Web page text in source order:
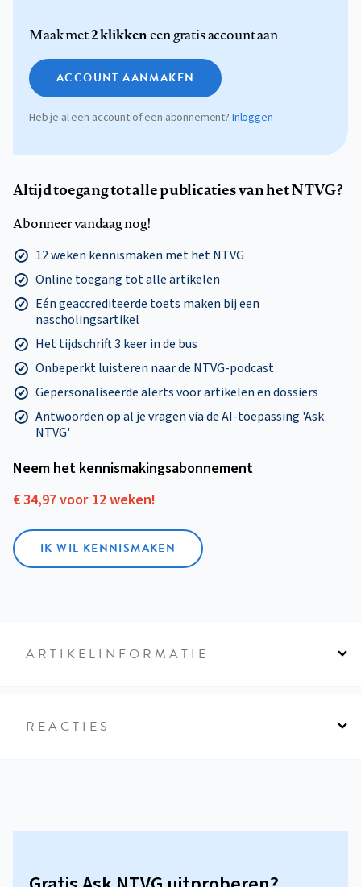
Maak met2 klikkeneen gratis account aan
ACCOUNT AANMAKEN
Heb je al een account of een abonnement? Inloggen
Altijd toegang tot alle publicaties van het NTVG?
Abonneer vandaag nog!
12 weken kennismaken met het NTVG
Online toegang tot alle artikelen
Eén geaccrediteerde toets maken bij een
nascholingsartikel
Het tijdschrift 3 keer in de bus
Onbeperkt luisteren naar de NTVG-podcast
Gepersonaliseerde alerts voor artikelen en dossiers
Antwoorden op al je vragen via de AI-toepassing 'Ask
NTVG'
Neem het kennismakings­abonnement
€ 34,97 voor 12 weken!
IK WIL KENNISMAKEN
ARTIKELINFORMATIE
REACTIES